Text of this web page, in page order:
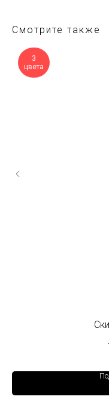
Смотрите также
3
цвета